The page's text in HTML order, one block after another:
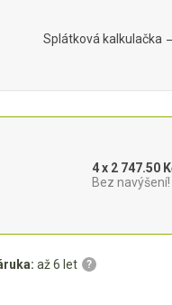
až 6 let ?
Splátková kalkulačka
4 x 2 747.50
Bez navýšení!